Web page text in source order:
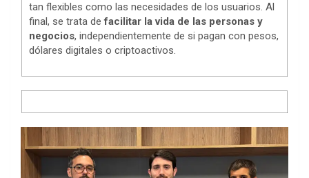
tan flexibles como las necesidades de los usuarios. Al
final, se trata defacilitar la vida de las personas y
negocios, independientemente de si pagan con pesos,
dólares digitales o criptoactivos.